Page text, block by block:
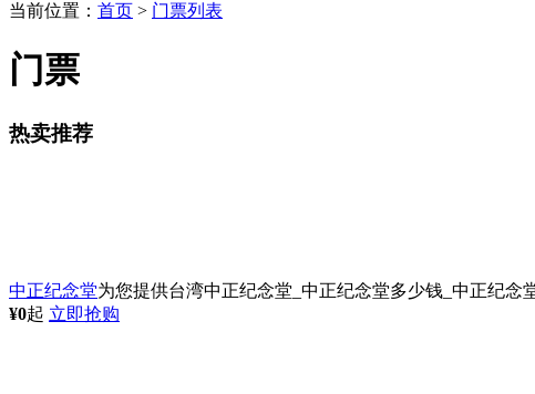
当前位置： 首页 > 门票列表
门票
热卖推荐
中正纪念堂为您提供台湾中正纪念堂_中正纪念堂多少钱_中正纪念
¥0起 立即抢购